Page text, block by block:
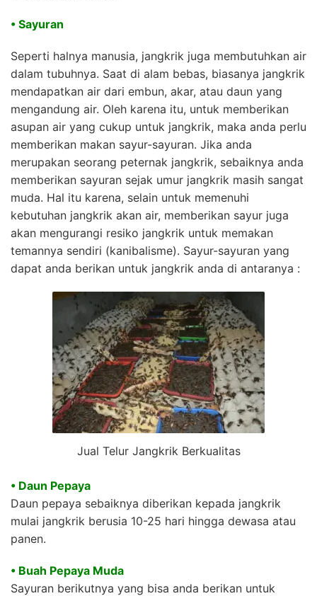
• Sayuran
Seperti halnya manusia, jangkrik juga membutuhkan air
dalam tubuhnya. Saat di alam bebas, biasanya jangkrik
mendapatkan air dari embun, akar, atau daun yang
mengandung air. Oleh karena itu, untuk memberikan
asupan air yang cukup untuk jangkrik, maka anda perlu
memberikan makan sayur-sayuran. Jika anda
merupakan seorang peternak jangkrik, sebaiknya anda
memberikan sayuran sejak umur jangkrik masih sangat
muda. Hal itu karena, selain untuk memenuhi
kebutuhan jangkrik akan air, memberikan sayur juga
akan mengurangi resiko jangkrik untuk memakan
temannya sendiri (kanibalisme). Sayur-sayuran yang
dapat anda berikan untuk jangkrik anda di antaranya :
Jual Telur Jangkrik Berkualitas
• Daun Pepaya
Daun pepaya sebaiknya diberikan kepada jangkrik
mulai jangkrik berusia 10-25 hari hingga dewasa atau
panen.
• Buah Pepaya Muda
Sayuran berikutnya yang bisa anda berikan untuk